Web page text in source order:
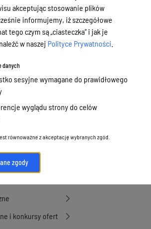
ulgi i
i zabytki
i konkursy ofert
akceptując stosowanie plików
informujemy, iż szczegółowe
tego czym są „ciasteczka” i jak je
w naszej Polityce Prywatności
danych
sesyjne wymagane do prawidłowego
wyglądu strony do celów
równoważne z akceptację wybranych zgód.
zgody